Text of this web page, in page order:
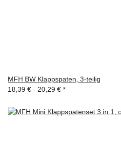
MFH BW Klappspaten, 3-teilig
18,39 € - 20,29 € *